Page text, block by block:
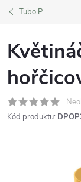
Tubo P
Kód produktu: